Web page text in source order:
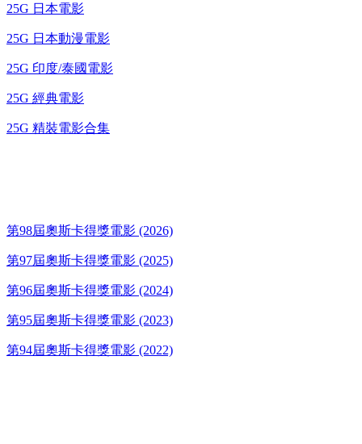
25G 日本電影
25G 日本動漫電影
25G 印度/泰國電影
25G 經典電影
25G 精裝電影合集
第98屆奧斯卡得獎電影 (2026)
第97屆奧斯卡得獎電影 (2025)
第96屆奧斯卡得獎電影 (2024)
第95屆奧斯卡得獎電影 (2023)
第94屆奧斯卡得獎電影 (2022)